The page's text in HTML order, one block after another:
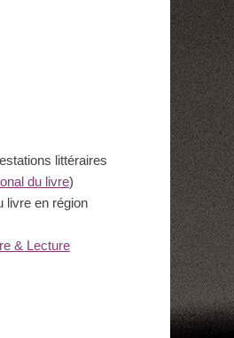
littéraires
du livre)
livre en région
& Lecture